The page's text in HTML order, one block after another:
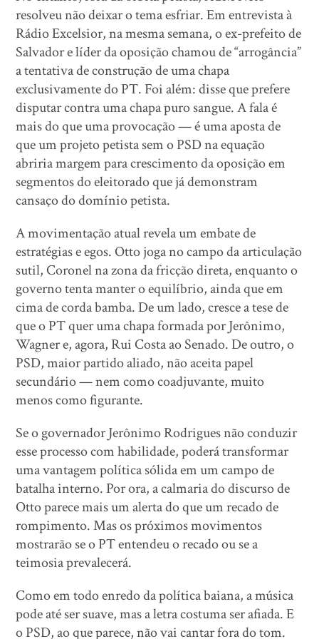
resolveu não deixar o tema esfriar. Em entrevista à
Rádio Excelsior, na mesma semana, o ex-prefeito de
Salvador e líder da oposição chamou de “arrogância”
a tentativa de construção de uma chapa
exclusivamente do PT. Foi além: disse que prefere
disputar contra uma chapa puro sangue. A fala é
mais do que uma provocação — é uma aposta de
que um projeto petista sem o PSD na equação
abriria margem para crescimento da oposição em
segmentos do eleitorado que já demonstram
cansaço do domínio petista.
A movimentação atual revela um embate de
estratégias e egos. Otto joga no campo da articulação
sutil, Coronel na zona da fricção direta, enquanto o
governo tenta manter o equilíbrio, ainda que em
cima de corda bamba. De um lado, cresce a tese de
que o PT quer uma chapa formada por Jerônimo,
Wagner e, agora, Rui Costa ao Senado. De outro, o
PSD, maior partido aliado, não aceita papel
secundário — nem como coadjuvante, muito
menos como figurante.
Se o governador Jerônimo Rodrigues não conduzir
esse processo com habilidade, poderá transformar
uma vantagem política sólida em um campo de
batalha interno. Por ora, a calmaria do discurso de
Otto parece mais um alerta do que um recado de
rompimento. Mas os próximos movimentos
mostrarão se o PT entendeu o recado ou se a
teimosia prevalecerá.
Como em todo enredo da política baiana, a música
pode até ser suave, mas a letra costuma ser afiada. E
o PSD, ao que parece, não vai cantar fora do tom.